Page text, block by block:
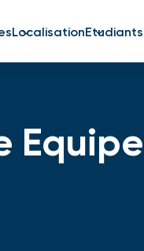
LocalisationEtudiants